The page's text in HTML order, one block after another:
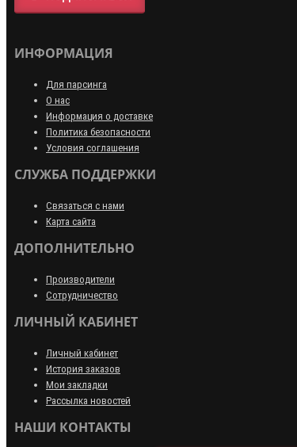
ИНФОРМАЦИЯ
Для парсинга
О нас
Информация о доставке
Политика безопасности
Условия соглашения
СЛУЖБА ПОДДЕРЖКИ
Связаться с нами
Карта сайта
ДОПОЛНИТЕЛЬНО
Производители
Сотрудничество
ЛИЧНЫЙ КАБИНЕТ
Личный кабинет
История заказов
Мои закладки
Рассылка новостей
НАШИ КОНТАКТЫ